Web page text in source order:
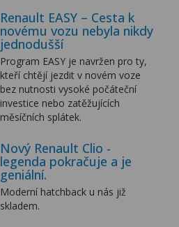
Renault EASY – Cesta k
novému vozu nebyla nikdy
jednodušší
Program EASY je navržen pro ty,
kteří chtějí jezdit v novém voze
bez nutnosti vysoké počáteční
investice nebo zatěžujících
měsíčních splátek.
Nový Renault Clio -
legenda pokračuje a je
geniální.
Moderní hatchback u nás již
skladem.